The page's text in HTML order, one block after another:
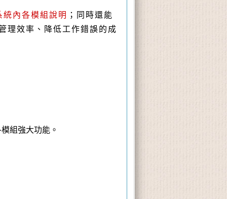
內各模組說明
；同時還能
理效率、降低工作錯誤的成
組強大功能。